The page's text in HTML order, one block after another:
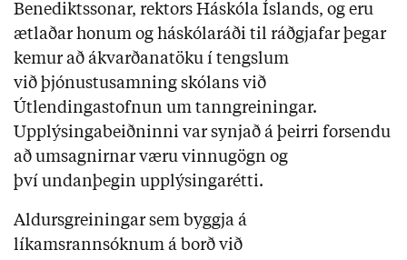
Benediktssonar, rektors Háskóla Íslands, og eru
ætlaðar honum og háskólaráði til ráðgjafar þegar
kemur að ákvarðanatöku í tengslum
við þjónustusamning skólans við
Útlendingastofnun um tanngreiningar.
Upplýsingabeiðninni var synjað á þeirri forsendu
að umsagnirnar væru vinnugögn og
því undanþegin upplýsingarétti.
Aldursgreiningar sem byggja á
líkamsrannsóknum á borð við